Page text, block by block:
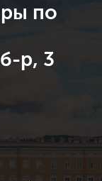
по
р, 3